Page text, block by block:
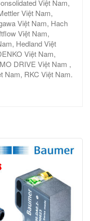
Việt Nam,
Việt Nam,
Việt Nam, Hach
Việt Nam,
Hedland Việt
Việt Nam,
DRIVE Việt Nam ,
Nam, RKC Việt Nam.